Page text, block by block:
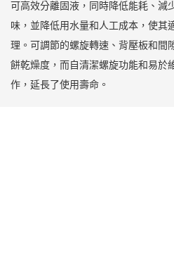
可高效分離固液，同時降低能耗、減
味，並降低用水量和人工成本，使其
理。可調節的螺旋轉速、背壓板和間
餅乾燥度，而自清潔螺旋功能和易於
作，延長了使用壽命。